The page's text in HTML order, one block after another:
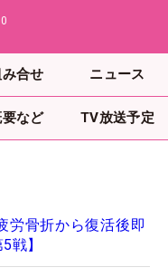
合せ ニュース
など TV放送予定
労骨折から復活後即
戦】